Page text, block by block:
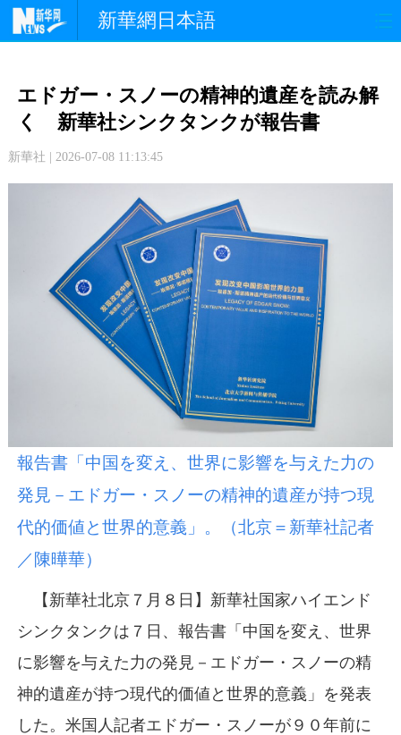
新華網日本語
文 化 観 光 スポーツ
中日交流
エドガー・スノーの精神的遺産を読み解
く 新華社シンクタンクが報告書
新華社 | 2026-07-08 11:13:45
報告書「中国を変え、世界に影響を与えた力の
発見－エドガー・スノーの精神的遺産が持つ現
代的価値と世界的意義」。（北京＝新華社記者
／陳曄華）
【新華社北京７月８日】新華社国家ハイエンド
シンクタンクは７日、報告書「中国を変え、世界
に影響を与えた力の発見－エドガー・スノーの精
神的遺産が持つ現代的価値と世界的意義」を発表
した。米国人記者エドガー・スノーが９０年前に